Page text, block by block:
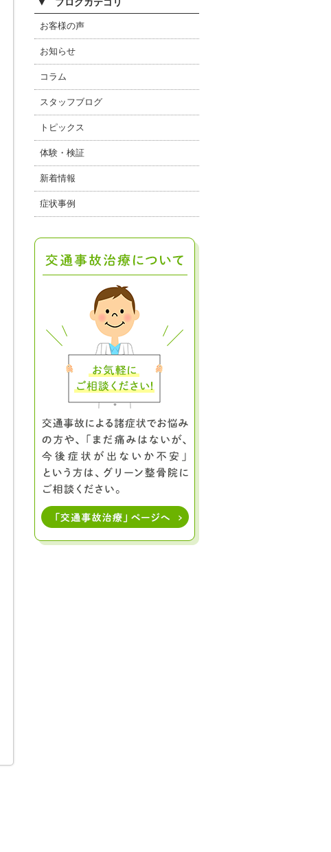
お客様の声
お知らせ
コラム
スタッフブログ
トピックス
体験・検証
新着情報
症状事例